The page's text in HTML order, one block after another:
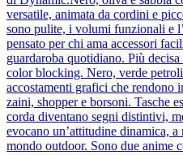
versatile, animata da cordini e
sono pulite, i volumi funzionali e
pensato per chi ama accessori
guardaroba quotidiano. Più
color blocking. Nero, verde
accostamenti grafici che rendono
zaini, shopper e borsoni. Tasche
corda diventano segni distintivi,
evocano un’attitudine dinamica, a
mondo outdoor. Sono due anime